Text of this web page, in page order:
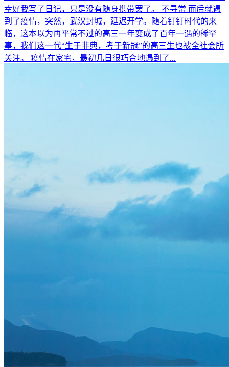
幸好我写了日记，只是没有随身携带罢了。 不寻常 而后就遇
到了疫情，突然，武汉封城，延迟开学。随着钉钉时代的来
临，这本以为再平常不过的高三一年变成了百年一遇的稀罕
事，我们这一代“生于非典，考于新冠”的高三生也被全社会所
关注。 疫情在家宅，最初几日很巧合地遇到了...